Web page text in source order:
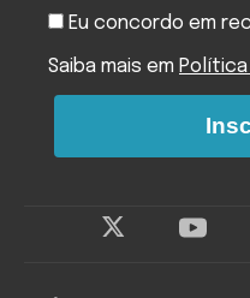
Eu concordo em
Saiba mais em